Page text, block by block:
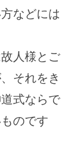
などには
人様とご
それをき
式ならで
のです